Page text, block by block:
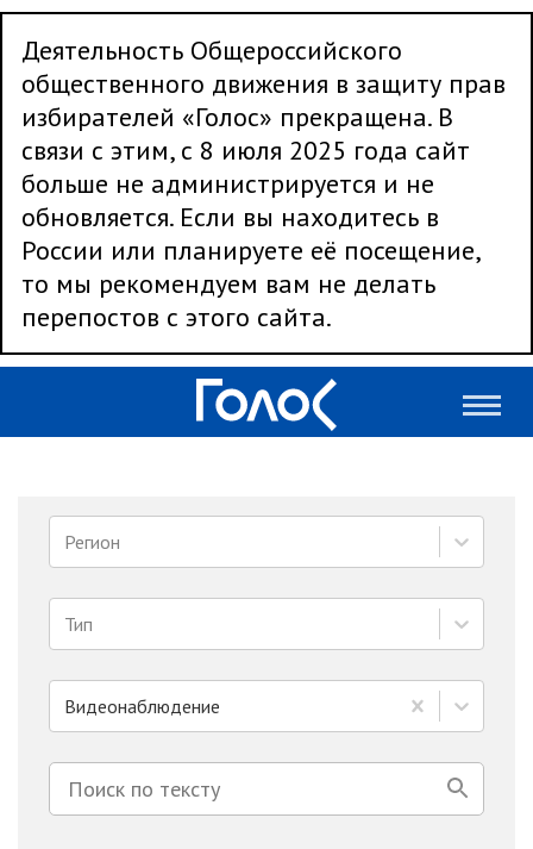
Деятельность Общероссийского
общественного движения в защиту прав
избирателей «Голос» прекращена. В
связи с этим, с 8 июля 2025 года сайт
больше не администрируется и не
обновляется. Если вы находитесь в
России или планируете её посещение,
то мы рекомендуем вам не делать
перепостов с этого сайта.
Регион
Тип
Видеонаблюдение